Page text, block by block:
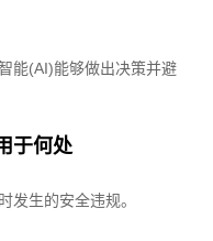
能(AI)能够做出决策并避
于何处
发生的安全违规。